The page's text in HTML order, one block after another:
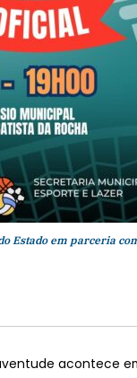
Estado em parceria
acontece